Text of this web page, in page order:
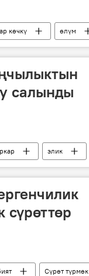
көчкү өлүм
салынды
элик
сүрөттөр
Сүрөт түрмөк